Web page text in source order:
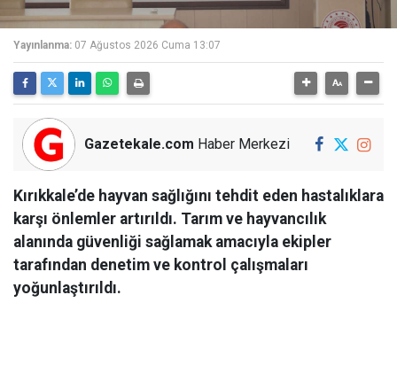
Yayınlanma: 07 Ağustos 2026 Cuma 13:07
Gazetekale.com Haber Merkezi
Kırıkkale’de hayvan sağlığını tehdit eden hastalıklara
karşı önlemler artırıldı. Tarım ve hayvancılık
alanında güvenliği sağlamak amacıyla ekipler
tarafından denetim ve kontrol çalışmaları
yoğunlaştırıldı.